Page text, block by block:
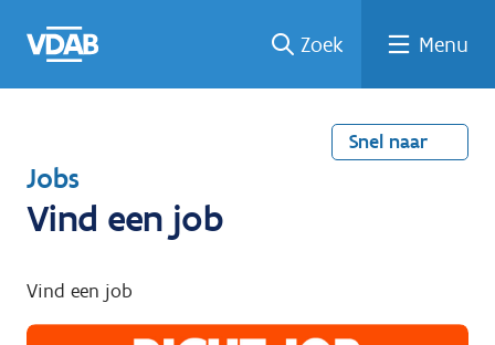
naar
een
een
job
naar
Zoek Menu
Snel naar
T
e
u
g
Jobs
Vind een job
Vind een job